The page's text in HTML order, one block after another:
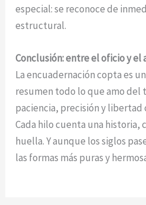
especial: se reconoce de
estructural.
Conclusión: entre el oficio y el
La encuadernación copta es
resumen todo lo que amo del
paciencia, precisión y libertad
Cada hilo cuenta una historia,
huella. Y aunque los siglos
las formas más puras y